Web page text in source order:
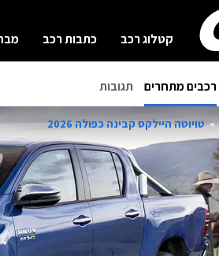
קטלוג רכב כתבות רכב
רכבים מתחרים תגובות
טויוטה היילקס קבינה כפולה 2026